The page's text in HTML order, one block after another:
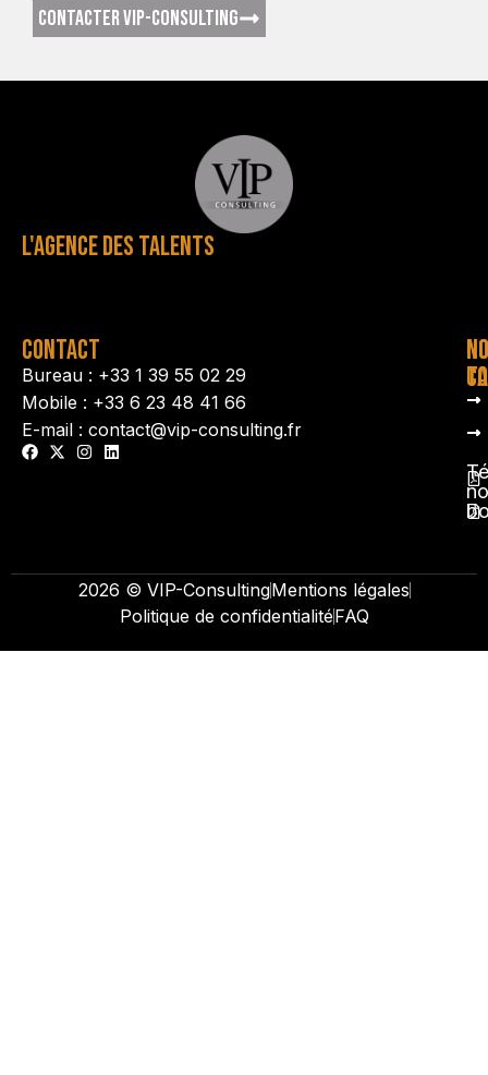
CONTACTER VIP-CONSULTING
L'AGENCE DES TALENTS
CONTACT
Bureau : +33 1 39 55 02 29
Mobile : +33 6 23 48 41 66
E-mail : contact@vip-consulting.fr
2026 © VIP-ConsultingMentions légales
Politique de confidentialitéFAQ